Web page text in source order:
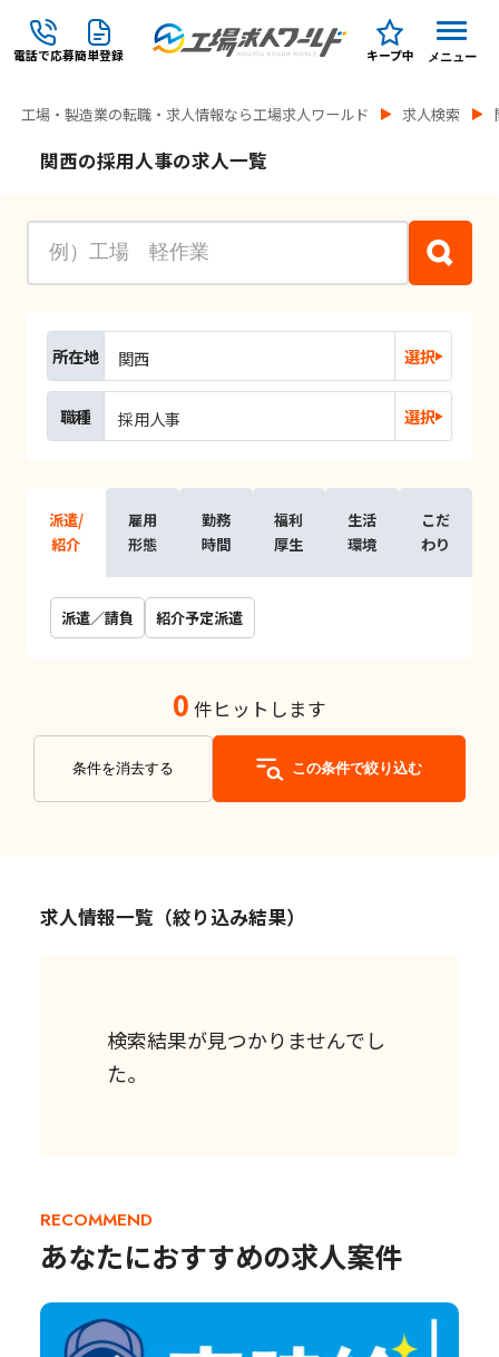
電話で応募簡単登録 キープ中 メニュー
工場・製造業の転職・求人情報なら工場求人ワールド 求人検索
関西の採用人事の求人一覧
所在地 関西 選択
職種 採用人事 選択
派遣/
紹介
雇用
形態
勤務
時間
福利
厚生
生活
環境
こだ
わり
派遣／請負 紹介予定派遣
0 件ヒットします
条件を消去する この条件で絞り込む
求人情報一覧（絞り込み結果）
検索結果が見つかりませんでし
た。
RECOMMEND
あなたにおすすめの求人案件